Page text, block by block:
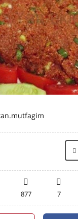
877 7